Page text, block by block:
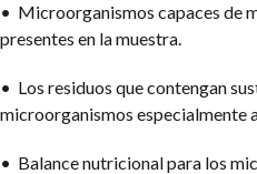
• Microorganismos capaces de
presentes en la muestra.
• Los residuos que contengan
microorganismos especialmente
• Balance nutricional para los